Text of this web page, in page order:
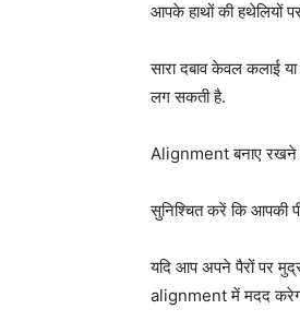
आपके हाथों की हथेलियों
सारा दबाव केवल कलाई
लग सकती है.
Alignment बनाए रखने
सुनिश्चित करें कि आपकी
यदि आप अपने पैरों पर
alignment में मदद